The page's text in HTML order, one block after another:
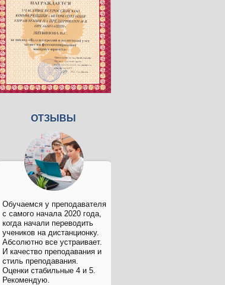
ОТЗЫВЫ
Обучаемся у преподавателя
с самого начала 2020 года,
когда начали переводить
учеников на дистанционку.
Абсолютно все устраивает.
И качество преподавания и
стиль преподавания.
Оценки стабильные 4 и 5.
Рекомендую.